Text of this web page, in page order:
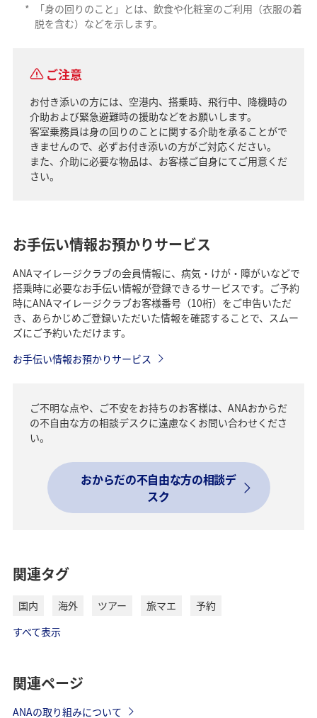
*
「身の回りのこと」とは、飲食や化粧室のご利用（衣服の着
脱を含む）などを示します。
ご注意
お付き添いの方には、空港内、搭乗時、飛行中、降機時の
介助および緊急避難時の援助などをお願いします。
客室乗務員は身の回りのことに関する介助を承ることがで
きませんので、必ずお付き添いの方がご対応ください。
また、介助に必要な物品は、お客様ご自身にてご用意くだ
さい。
お手伝い情報お預かりサービス
ANAマイレージクラブの会員情報に、病気・けが・障がいなどで
搭乗時に必要なお手伝い情報が登録できるサービスです。ご予約
時にANAマイレージクラブお客様番号（10桁）をご申告いただ
き、あらかじめご登録いただいた情報を確認することで、スムー
ズにご予約いただけます。
お手伝い情報お預かりサービス
ご不明な点や、ご不安をお持ちのお客様は、ANAおからだ
の不自由な方の相談デスクに遠慮なくお問い合わせくださ
い。
おからだの不自由な方の相談デ
スク
関連タグ
国内 海外 ツアー 旅マエ
予約
すべて表示
関連ページ
ANAの取り組みについて